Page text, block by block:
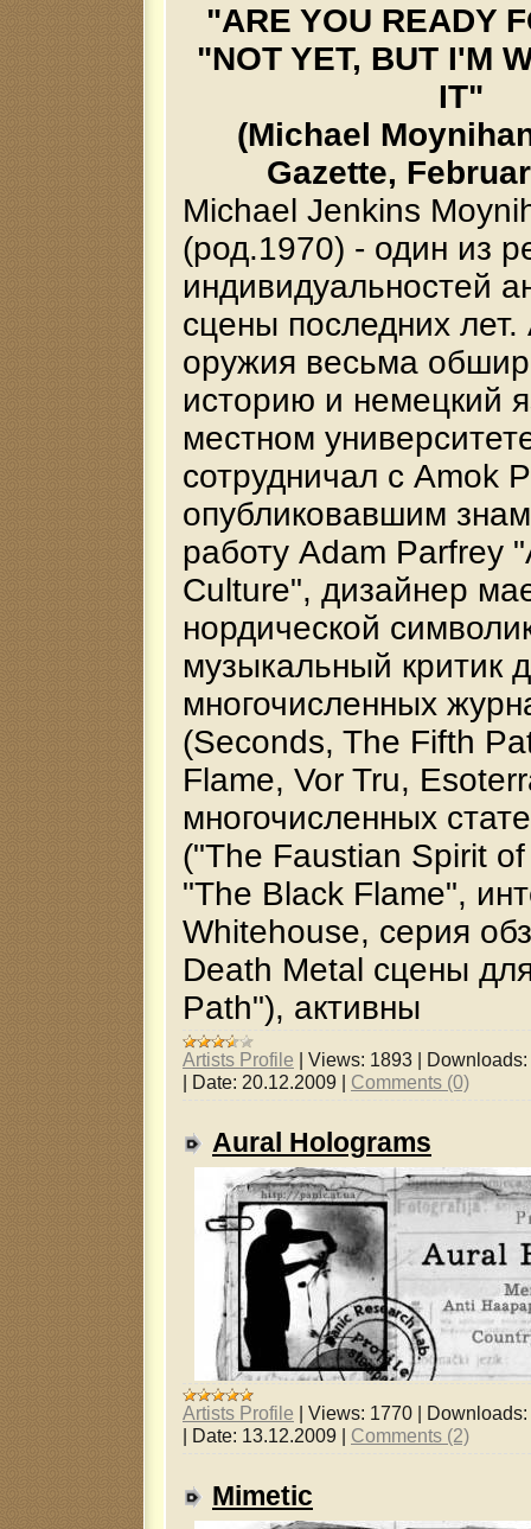
"ARE YOU READY
"NOT YET, BUT I'M
IT"
(Michael
Gazette,
Michael Jenkins
(род.1970) - один из
индивидуальностей
сцены последних лет.
оружия весьма
историю и немецкий
местном
сотрудничал с Amok
опубликовавшим
работу Аdam Parfrey
Culture", дизайнер
нордической
музыкальный критик
многочисленных
(Seconds, The Fifth
Flame, Vor Tru,
многочисленных
("The Faustian Spirit
"The Black Flame",
Whitehouse, серия
Death Metal сцены
Path"), активны
Artists Profile | Views: 1893 | Downloads:
| Date: 20.12.2009 | Comments (0)
Aural Holograms
Artists Profile | Views: 1770 | Downloads:
| Date: 13.12.2009 | Comments (2)
Mimetic